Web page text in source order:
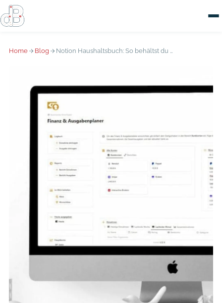
Home Blog Notion Haushaltsbuch: So behältst du privat den Überblick über deine Finanzen